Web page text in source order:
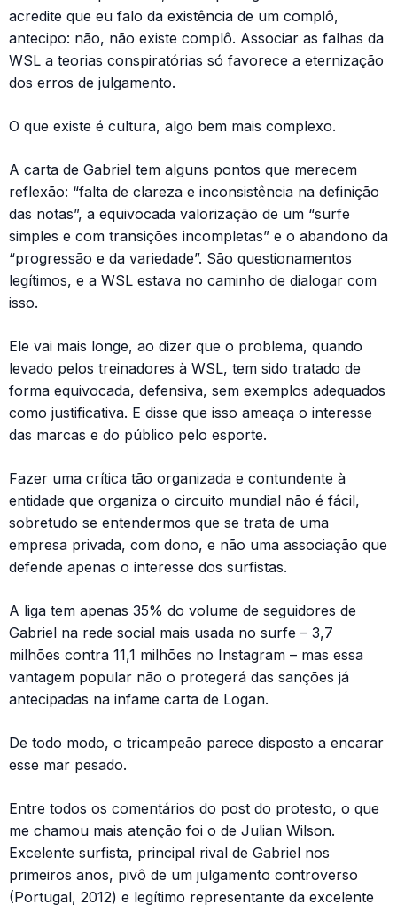
acredite que eu falo da existência de um complô,
antecipo: não, não existe complô. Associar as falhas da
WSL a teorias conspiratórias só favorece a eternização
dos erros de julgamento.
O que existe é cultura, algo bem mais complexo.
A carta de Gabriel tem alguns pontos que merecem
reflexão: “falta de clareza e inconsistência na definição
das notas”, a equivocada valorização de um “surfe
simples e com transições incompletas” e o abandono da
“progressão e da variedade”. São questionamentos
legítimos, e a WSL estava no caminho de dialogar com
isso.
Ele vai mais longe, ao dizer que o problema, quando
levado pelos treinadores à WSL, tem sido tratado de
forma equivocada, defensiva, sem exemplos adequados
como justificativa. E disse que isso ameaça o interesse
das marcas e do público pelo esporte.
Fazer uma crítica tão organizada e contundente à
entidade que organiza o circuito mundial não é fácil,
sobretudo se entendermos que se trata de uma
empresa privada, com dono, e não uma associação que
defende apenas o interesse dos surfistas.
A liga tem apenas 35% do volume de seguidores de
Gabriel na rede social mais usada no surfe – 3,7
milhões contra 11,1 milhões no Instagram – mas essa
vantagem popular não o protegerá das sanções já
antecipadas na infame carta de Logan.
De todo modo, o tricampeão parece disposto a encarar
esse mar pesado.
Entre todos os comentários do post do protesto, o que
me chamou mais atenção foi o de Julian Wilson.
Excelente surfista, principal rival de Gabriel nos
primeiros anos, pivô de um julgamento controverso
(Portugal, 2012) e legítimo representante da excelente